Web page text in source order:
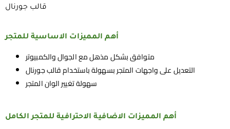
قالب جورنال
أهم المميزات الاساسية للمتجر
متوافق بشكل مذهل مع الجوال والكمبيوتر
التعديل على واجهات المتجر بسهولة باستخدام قالب جورنال
سهولة تغيير الوان المتجر
أهم المميزات الاضافية الاحترافية للمتجر الكامل